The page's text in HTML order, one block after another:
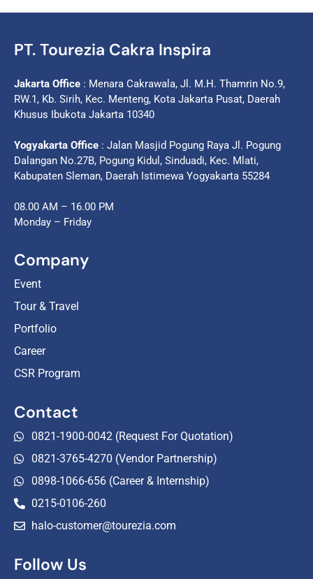
PT. Tourezia Cakra Inspira
Jakarta Office : Menara Cakrawala, Jl. M.H. Thamrin No.9,
RW.1, Kb. Sirih, Kec. Menteng, Kota Jakarta Pusat, Daerah
Khusus Ibukota Jakarta 10340
Yogyakarta Office : Jalan Masjid Pogung Raya Jl. Pogung
Dalangan No.27B, Pogung Kidul, Sinduadi, Kec. Mlati,
Kabupaten Sleman, Daerah Istimewa Yogyakarta 55284
08.00 AM – 16.00 PM
Monday – Friday
Company
Event
Tour & Travel
Portfolio
Career
CSR Program
Contact
0821-1900-0042 (Request For Quotation)
0821-3765-4270 (Vendor Partnership)
0898-1066-656 (Career & Internship)
0215-0106-260
halo-customer@tourezia.com
Follow Us